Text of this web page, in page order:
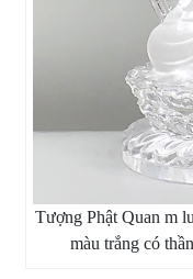
Tượng Phật Quan m
màu trắng có